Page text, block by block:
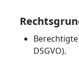
DSGVO).